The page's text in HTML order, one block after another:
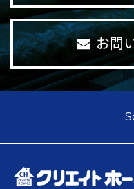
お問